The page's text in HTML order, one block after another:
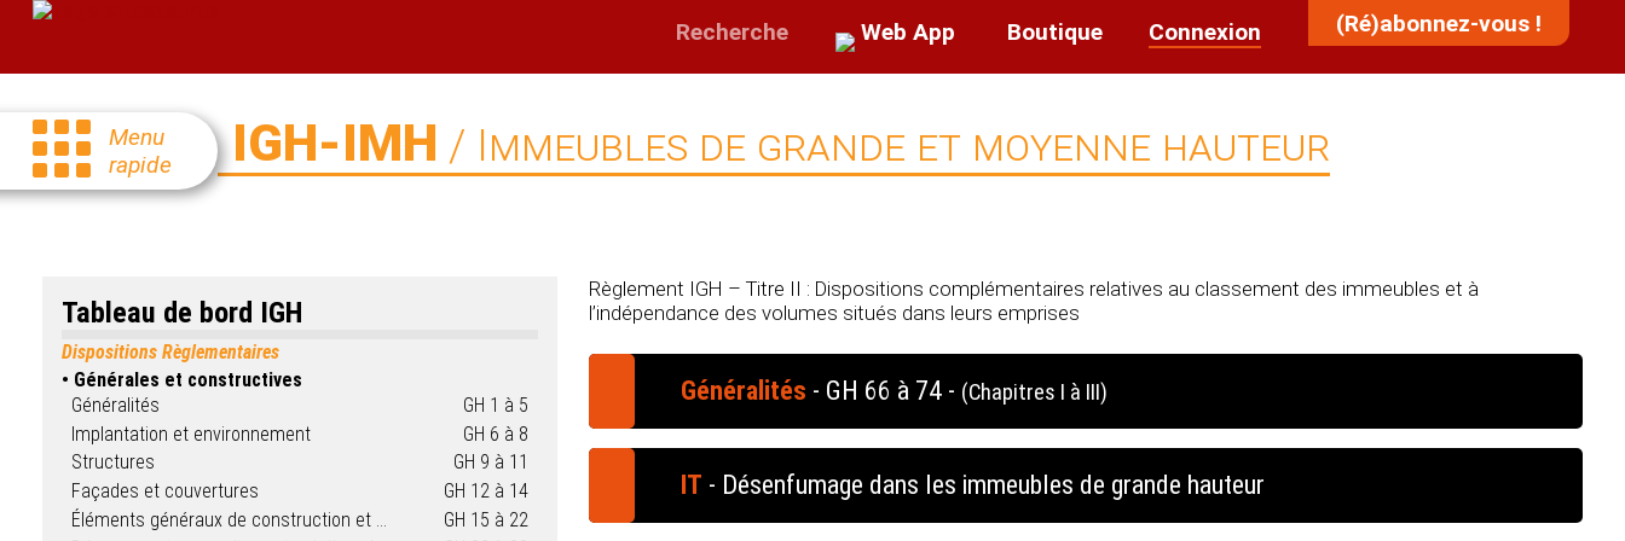
Recherche Web App Boutique Connexion (Ré)abonnez-vous !
Menu
rapide
IGH-IMH / Immeubles de grande et moyenne hauteur
Règlement IGH – Titre II : Dispositions complémentaires relatives au classement des immeubles et à
l’indépendance des volumes situés dans leurs emprises
Généralités - GH 66 à 74 - (Chapitres I à III)
Chapitre I - Généralités GH 66
Chapitre II - Indépendance des volumes situés dans l'emprise d'un immeuble
IT - Désenfumage dans les immeubles de grande hauteur
Tableau de bord IGH
Dispositions Règlementaires
Générales et constructives
Généralités
GH 1 à 5
Implantation et environnement
GH 6 à 8
Structures
GH 9 à 11
Façades et couvertures
GH 12 à 14
Éléments généraux de construction et aménagements intérieurs
GH 15 à 22